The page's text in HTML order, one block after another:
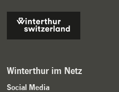
Winterthur im Netz
Social Media